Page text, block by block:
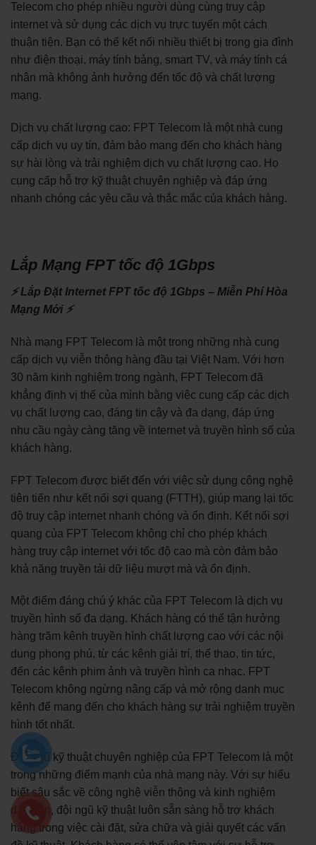
Telecom cho phép nhiều người dùng cùng truy cập
internet và sử dụng các dịch vụ trực tuyến một cách
thuận tiện. Bạn có thể kết nối nhiều thiết bị trong gia đình
như điện thoại, máy tính bảng, smart TV, và máy tính cá
nhân mà không ảnh hưởng đến tốc độ và chất lượng
mạng.
Dịch vụ chất lượng cao: FPT Telecom là một nhà cung
cấp dịch vụ uy tín, đảm bảo mang đến cho khách hàng
sự hài lòng và trải nghiệm dịch vụ chất lượng cao. Họ
cung cấp hỗ trợ kỹ thuật chuyên nghiệp và đáp ứng
nhanh chóng các yêu cầu và thắc mắc của khách hàng.
Lắp Mạng FPT tốc độ 1Gbps
⚡ Lắp Đặt Internet FPT tốc độ 1Gbps – Miễn Phí Hòa
Mạng Mới ⚡
Nhà mạng FPT Telecom là một trong những nhà cung
cấp dịch vụ viễn thông hàng đầu tại Việt Nam. Với hơn
30 năm kinh nghiệm trong ngành, FPT Telecom đã
khẳng định vị thế của mình bằng việc cung cấp các dịch
vụ chất lượng cao, đáng tin cậy và đa dạng, đáp ứng
nhu cầu ngày càng tăng về internet và truyền hình số của
khách hàng.
FPT Telecom được biết đến với việc sử dụng công nghệ
tiên tiến như kết nối sợi quang (FTTH), giúp mang lại tốc
độ truy cập internet nhanh chóng và ổn định. Kết nối sợi
quang của FPT Telecom không chỉ cho phép khách
hàng truy cập internet với tốc độ cao mà còn đảm bảo
khả năng truyền tải dữ liệu mượt mà và ổn định.
Một điểm đáng chú ý khác của FPT Telecom là dịch vụ
truyền hình số đa dạng. Khách hàng có thể tận hưởng
hàng trăm kênh truyền hình chất lượng cao với các nội
dung phong phú, từ các kênh giải trí, thể thao, tin tức,
đến các kênh phim ảnh và truyền hình ca nhạc. FPT
Telecom không ngừng nâng cấp và mở rộng danh mục
kênh để mang đến cho khách hàng sự trải nghiệm truyền
hình tốt nhất.
Đội ngũ kỹ thuật chuyên nghiệp của FPT Telecom là một
trong những điểm mạnh của nhà mạng này. Với sự hiểu
biết sâu sắc về công nghệ viễn thông và kinh nghiệm
dày dặn, đội ngũ kỹ thuật luôn sẵn sàng hỗ trợ khách
hàng trong việc cài đặt, sửa chữa và giải quyết các vấn